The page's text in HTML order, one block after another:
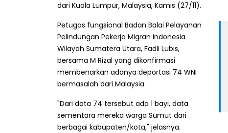
dari Kuala Lumpur, Malaysia, Kamis (27/11).
Petugas fungsional Badan Balai Pelayanan
Pelindungan Pekerja Migran Indonesia
Wilayah Sumatera Utara, Fadli Lubis,
bersama M Rizal yang dikonfirmasi
membenarkan adanya deportasi 74 WNI
bermasalah dari Malaysia.
"Dari data 74 tersebut ada 1 bayi, data
sementara mereka warga Sumut dari
berbagai kabupaten/kota," jelasnya.